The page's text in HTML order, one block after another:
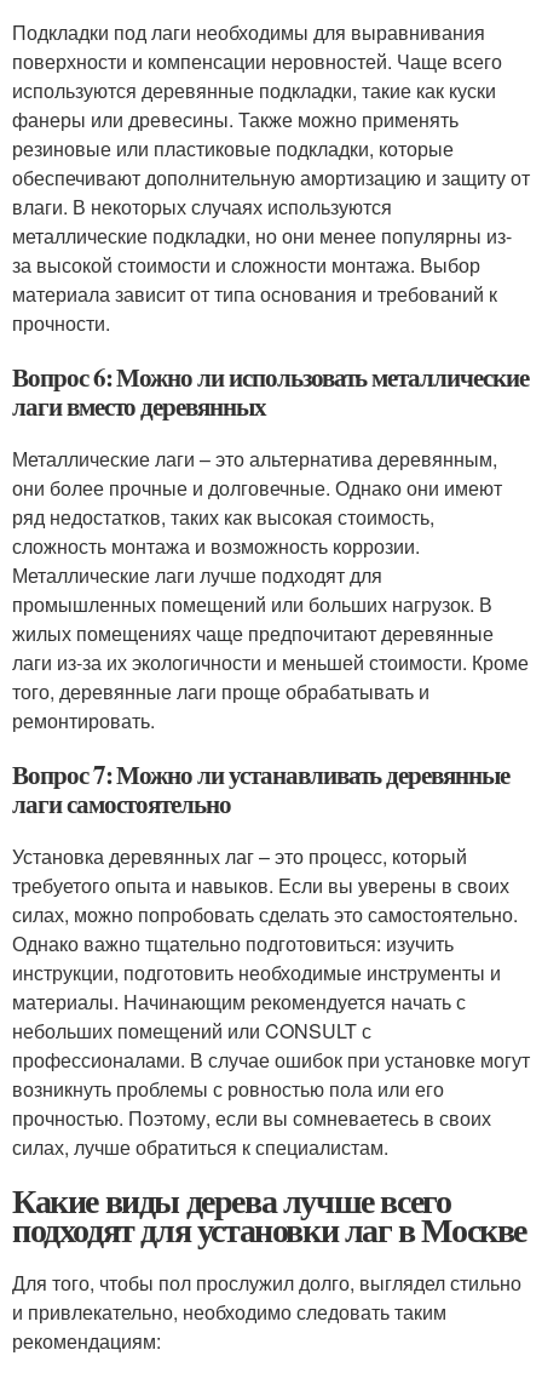
Подкладки под лаги необходимы для выравнивания
поверхности и компенсации неровностей. Чаще всего
используются деревянные подкладки, такие как куски
фанеры или древесины. Также можно применять
резиновые или пластиковые подкладки, которые
обеспечивают дополнительную амортизацию и защиту от
влаги. В некоторых случаях используются
металлические подкладки, но они менее популярны из-
за высокой стоимости и сложности монтажа. Выбор
материала зависит от типа основания и требований к
прочности.
Вопрос 6: Можно ли использовать металлические
лаги вместо деревянных
Металлические лаги – это альтернатива деревянным,
они более прочные и долговечные. Однако они имеют
ряд недостатков, таких как высокая стоимость,
сложность монтажа и возможность коррозии.
Металлические лаги лучше подходят для
промышленных помещений или больших нагрузок. В
жилых помещениях чаще предпочитают деревянные
лаги из-за их экологичности и меньшей стоимости. Кроме
того, деревянные лаги проще обрабатывать и
ремонтировать.
Вопрос 7: Можно ли устанавливать деревянные
лаги самостоятельно
Установка деревянных лаг – это процесс, который
требуетого опыта и навыков. Если вы уверены в своих
силах, можно попробовать сделать это самостоятельно.
Однако важно тщательно подготовиться: изучить
инструкции, подготовить необходимые инструменты и
материалы. Начинающим рекомендуется начать с
небольших помещений или CONSULT с
профессионалами. В случае ошибок при установке могут
возникнуть проблемы с ровностью пола или его
прочностью. Поэтому, если вы сомневаетесь в своих
силах, лучше обратиться к специалистам.
Какие виды дерева лучше всего
подходят для установки лаг в Москве
Для того, чтобы пол прослужил долго, выглядел стильно
и привлекательно, необходимо следовать таким
рекомендациям: